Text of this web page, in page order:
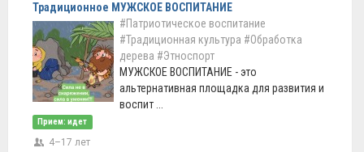
Традиционное МУЖСКОЕ ВОСПИТАНИЕ
#Патриотическое воспитание
#Традиционная культура #Обработка
дерева #Этноспорт
МУЖСКОЕ ВОСПИТАНИЕ - это
альтернативная площадка для развития и
воспит ...
Прием: идет
4–17 лет